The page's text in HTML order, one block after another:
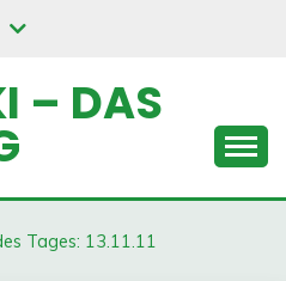
– DAS
Tages: 13.11.11